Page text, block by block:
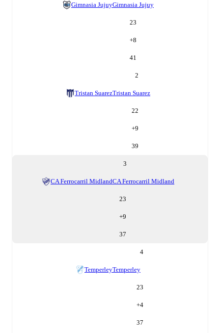
Gimnasia JujuyGimnasia Jujuy
23
+8
41
2
Tristan SuarezTristan Suarez
22
+9
39
3
CA Ferrocarril MidlandCA Ferrocarril Midland
23
+9
37
4
TemperleyTemperley
23
+4
37